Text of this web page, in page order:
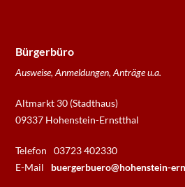
Bürgerbüro
Ausweise, Anmeldungen, Anträge u.a.
Altmarkt 30 (Stadthaus)
09337 Hohenstein-Ernstthal
Telefon
03723 402330
E-Mail
buergerbuero@hohenstein-